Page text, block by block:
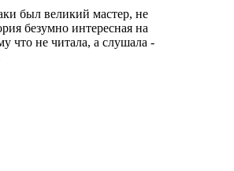
был великий мастер, не
безумно интересная на
что не читала, а слушала -